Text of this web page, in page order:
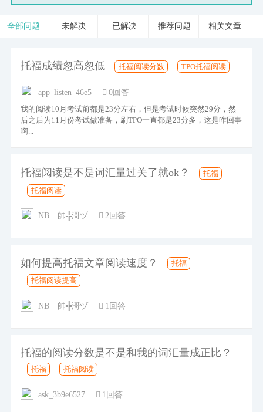
全部问题 未解决 已解决 推荐问题 相关文章
托福成绩忽高忽低 托福阅读分数 TPO托福阅读
app_listen_46e5
0回答
我的阅读10月考试前都是23分左右，但是考试时候突然29分，然
后之后为11月份考试做准备，刷TPO一直都是23分多，这是咋回事
啊...
托福阅读是不是词汇量过关了就ok？
托福
托福阅读
NBゞ帥╬滒ヅ 2回答
如何提高托福文章阅读速度？
托福
托福阅读提高
NBゞ帥╬滒ヅ 1回答
托福的阅读分数是不是和我的词汇量成正比？
托福 托福阅读
ask_3b9e6527 1回答